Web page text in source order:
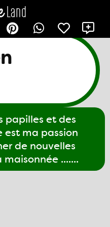
papilles et des
est ma passion
de nouvelles
.......
GIGI61